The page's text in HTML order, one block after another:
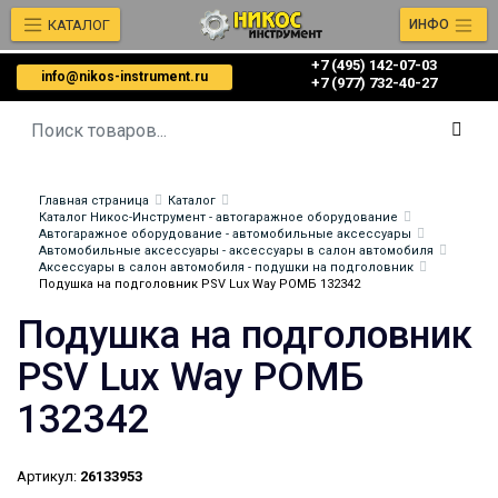
info@nikos-instrument.ru
+7 (495) 142-07-03
‎‎+7 (977) 732-40-27
КАТАЛОГ ИНФО
Главная страница
Каталог
Каталог Никос-Инструмент - автогаражное оборудование
Автогаражное оборудование - автомобильные аксессуары
Автомобильные аксессуары - аксессуары в салон автомобиля
Аксессуары в салон автомобиля - подушки на подголовник
Подушка на подголовник PSV Lux Way РОМБ 132342
Подушка на подголовник
PSV Lux Way РОМБ
132342
Артикул: 26133953